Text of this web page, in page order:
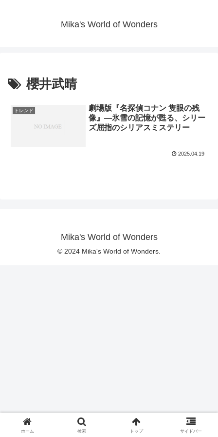
Mika's World of Wonders
櫻井武晴
トレンド
劇場版『名探偵コナン 隻眼の残
像』—氷雪の記憶が甦る、シリー
ズ屈指のシリアスミステリー
2025.04.19
Mika's World of Wonders
© 2024 Mika's World of Wonders.
ホーム 検索 トップ サイドバー